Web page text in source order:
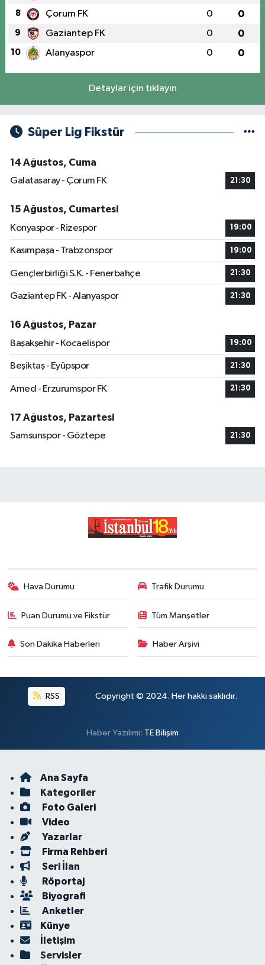
8 Çorum FK 0 0
9 Gaziantep FK 0 0
10 Alanyaspor 0 0
Detaylar için tıklayın
Süper Lig Fikstür
14 Ağustos, Cuma
Galatasaray - Çorum FK
21:30
15 Ağustos, Cumartesi
Konyaspor - Rizespor
19:00
Kasımpaşa - Trabzonspor 19:00
Gençlerbirliği S.K. - Fenerbahçe 21:30
Gaziantep FK - Alanyaspor 21:30
16 Ağustos, Pazar
Başakşehir - Kocaelispor
19:00
Beşiktaş - Eyüpspor 21:30
Amed - Erzurumspor FK 21:30
17 Ağustos, Pazartesi
Samsunspor - Göztepe
21:30
Hava Durumu Trafik Durumu
Puan Durumu ve Fikstür Tüm Manşetler
Son Dakika Haberleri Haber Arşivi
RSS Copyright © 2024. Her hakkı saklıdır.
Haber Yazılımı: TE Bilişim
Ana Sayfa
Kategoriler
Foto Galeri
Video
Yazarlar
Firma Rehberi
Seri İlan
Röportaj
Biyografi
Anketler
Künye
İletişim
Servisler